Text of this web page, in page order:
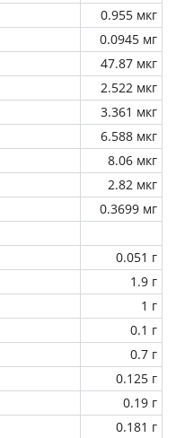
0.955 мкг
0.0945 мг
47.87 мкг
2.522 мкг
3.361 мкг
6.588 мкг
8.06 мкг
2.82 мкг
0.3699 мг
0.051 г
1.9 г
1 г
0.1 г
0.7 г
0.125 г
0.19 г
0.181 г